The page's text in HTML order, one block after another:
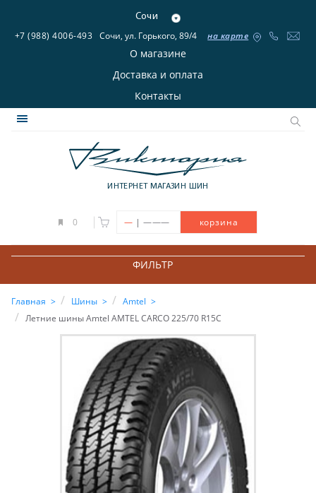
Сочи
+7 (988) 4006-493 Сочи, ул. Горького, 89/4 на карте
О магазине
Доставка и оплата
Контакты
ИНТЕРНЕТ МАГАЗИН ШИН
0 — | ——— корзина
ФИЛЬТР
Главная Шины
Amtel
Летние шины Amtel AMTEL CARCO 225/70 R15C